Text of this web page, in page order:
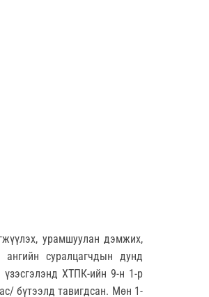
урамшуулан дэмжих,
суралцагчдын дунд
үзэсгэлэнд ХТПК-ийн 9-н 1-р
бүтээлд тавигдсан. Мөн 1-